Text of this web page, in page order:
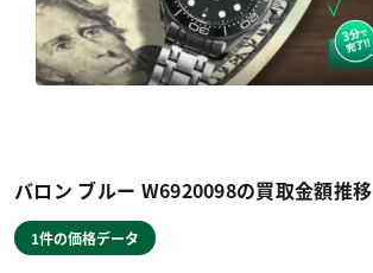
バロン ブルー W6920098の買取金額推移
1件の価格データ